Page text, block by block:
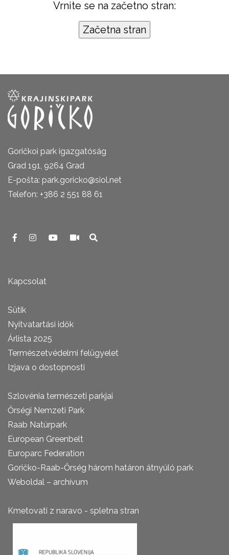
Vrnite se na začetno stran:
Goričkoi park igazgatóság
Grad 191, 9264 Grad
E-pošta: park.goricko@siol.net
Telefon: +386 2 551 88 61
Kapcsolat
Sütik
Nyitvatartási idők
Árlista 2025
Természetvédelmi felügyelet
Izjava o dostopnosti
Szlovénia természeti parkjai
Őrségi Nemzeti Park
Raab Natúrpark
European Greenbelt
Europarc Federation
Goričko-Raab-Őrség három határon átnyúló park
Weboldal – archívum
Kmetovati z naravo - spletna stran